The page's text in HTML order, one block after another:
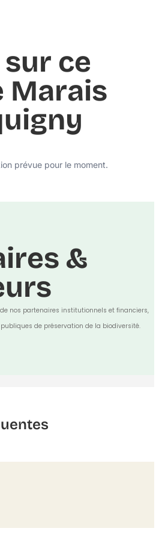
ce
Marais
prévue pour le moment.
&
nos partenaires institutionnels et financiers,
de préservation de la biodiversité.